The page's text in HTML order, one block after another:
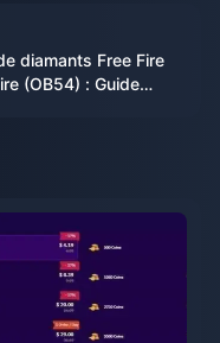
diamants Free Fire
(OB54) : Guide